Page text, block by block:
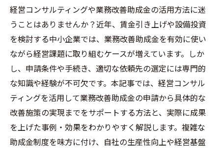
経営コンサルティングや業務改善助成金の活用方法に迷
うことはありませんか？近年、賃金引き上げや設備投資
を検討する中小企業では、業務改善助成金を有効に使い
ながら経営課題に取り組むケースが増えています。しか
し、申請条件や手続き、適切な依頼先の選定には専門的
な知識や経験が不可欠です。本記事では、経営コンサル
ティングを活用して業務改善助成金の申請から具体的な
改善施策の実現までをサポートする方法と、実際に成果
を上げた事例・効果をわかりやすく解説します。複雑な
助成金制度を味方に付け、自社の生産性向上や経営基盤